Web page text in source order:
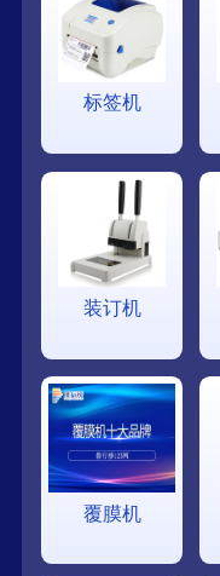
标签机
装订机
覆膜机